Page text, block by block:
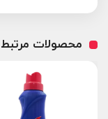
محصولات مرتبط